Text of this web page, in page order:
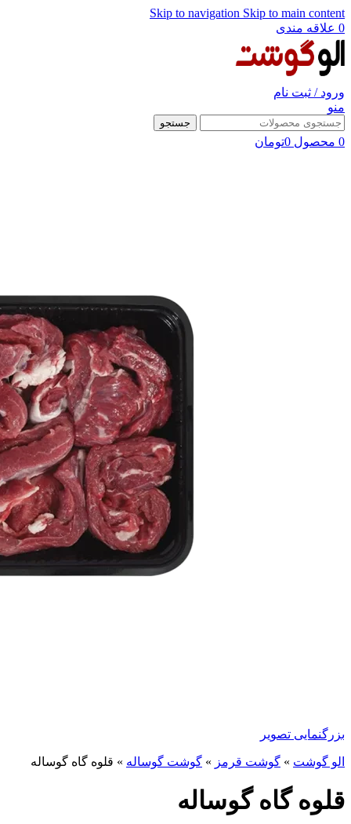
Skip to navigation Skip to main content
0 علاقه مندی
ورود / ثبت نام
منو
جستجو
0 محصول 0تومان
بزرگنمایی تصویر
الو گوشت » گوشت قرمز » گوشت گوساله » قلوه گاه گوساله
قلوه گاه گوساله